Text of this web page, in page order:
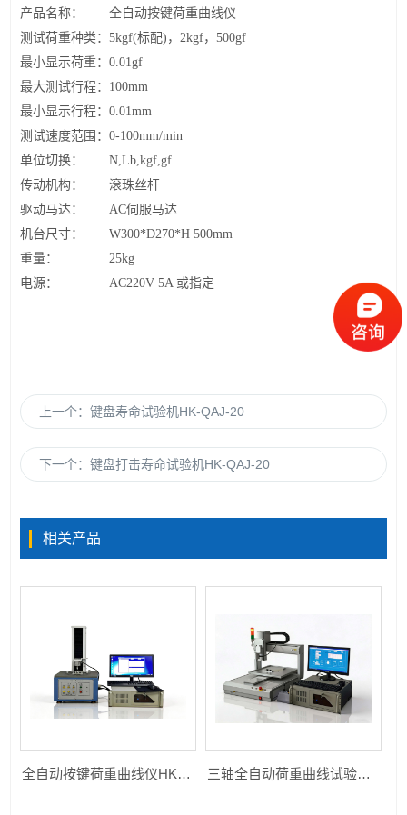
产品名称：
全自动按键荷重曲线仪
测试荷重种类：5kgf(标配)，2kgf，500gf
最小显示荷重：0.01gf
最大测试行程： 100mm
最小显示行程：0.01mm
测试速度范围：0-100mm/min
单位切换：
N,Lb,kgf,gf
传动机构：
滾珠丝杆
驱动马达：
AC伺服马达
机台尺寸：
W300*D270*H 500mm
重量：
25kg
电源：
AC220V 5A 或指定
上一个：键盘寿命试验机HK-QAJ-20
下一个：键盘打击寿命试验机HK-QAJ-20
相关产品
全自动按键荷重曲线仪HK-ZDAJ-205S 三轴全自动荷重曲线试验机HK-ZDAJ-XYZ